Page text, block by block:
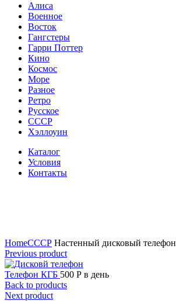
Алиса
Военное
Восток
Гангстеры
Гарри Поттер
Кино
Космос
Море
Разное
Ретро
Русское
СССР
Хэллоуин
Каталог
Условия
Контакты
HomeСССР Настенный дисковый телефон
Previous product
Телефон КГБ 500 Р в день
Back to products
Next product